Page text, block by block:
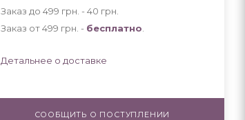
Заказ до 499 грн. - 40 грн
Заказ от 499 грн. - бесплатно
Детальнее о доставке
СООБЩИТЬ О ПОСТУПЛЕНИИ